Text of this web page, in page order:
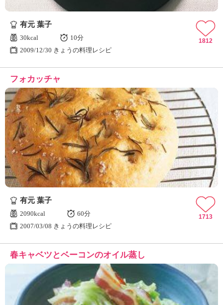
有元 葉子
30kcal
10分
2009/12/30 きょうの料理レシピ
1812
フォカッチャ
有元 葉子
2090kcal
60分
2007/03/08 きょうの料理レシピ
1713
春キャベツとベーコンのオイル蒸し